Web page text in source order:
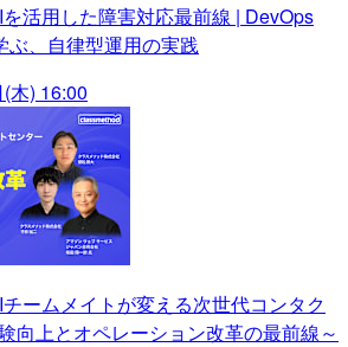
を活用した障害対応最前線 | DevOps
ぶ、自律型運用の実践
木) 16:00
チームメイトが変える次世代コンタク
向上とオペレーション改革の最前線～